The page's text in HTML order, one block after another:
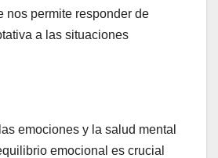
nos permite responder de
a las situaciones
emociones y la salud mental
emocional es crucial